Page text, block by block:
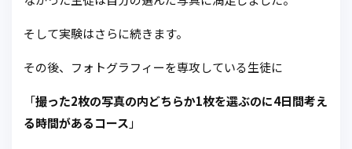
そして実験はさらに続きます。
その後、フォトグラフィーを専攻している生徒に
「撮った2枚の写真の内どちらか1枚を選ぶのに4日間考え
る時間があるコース 」